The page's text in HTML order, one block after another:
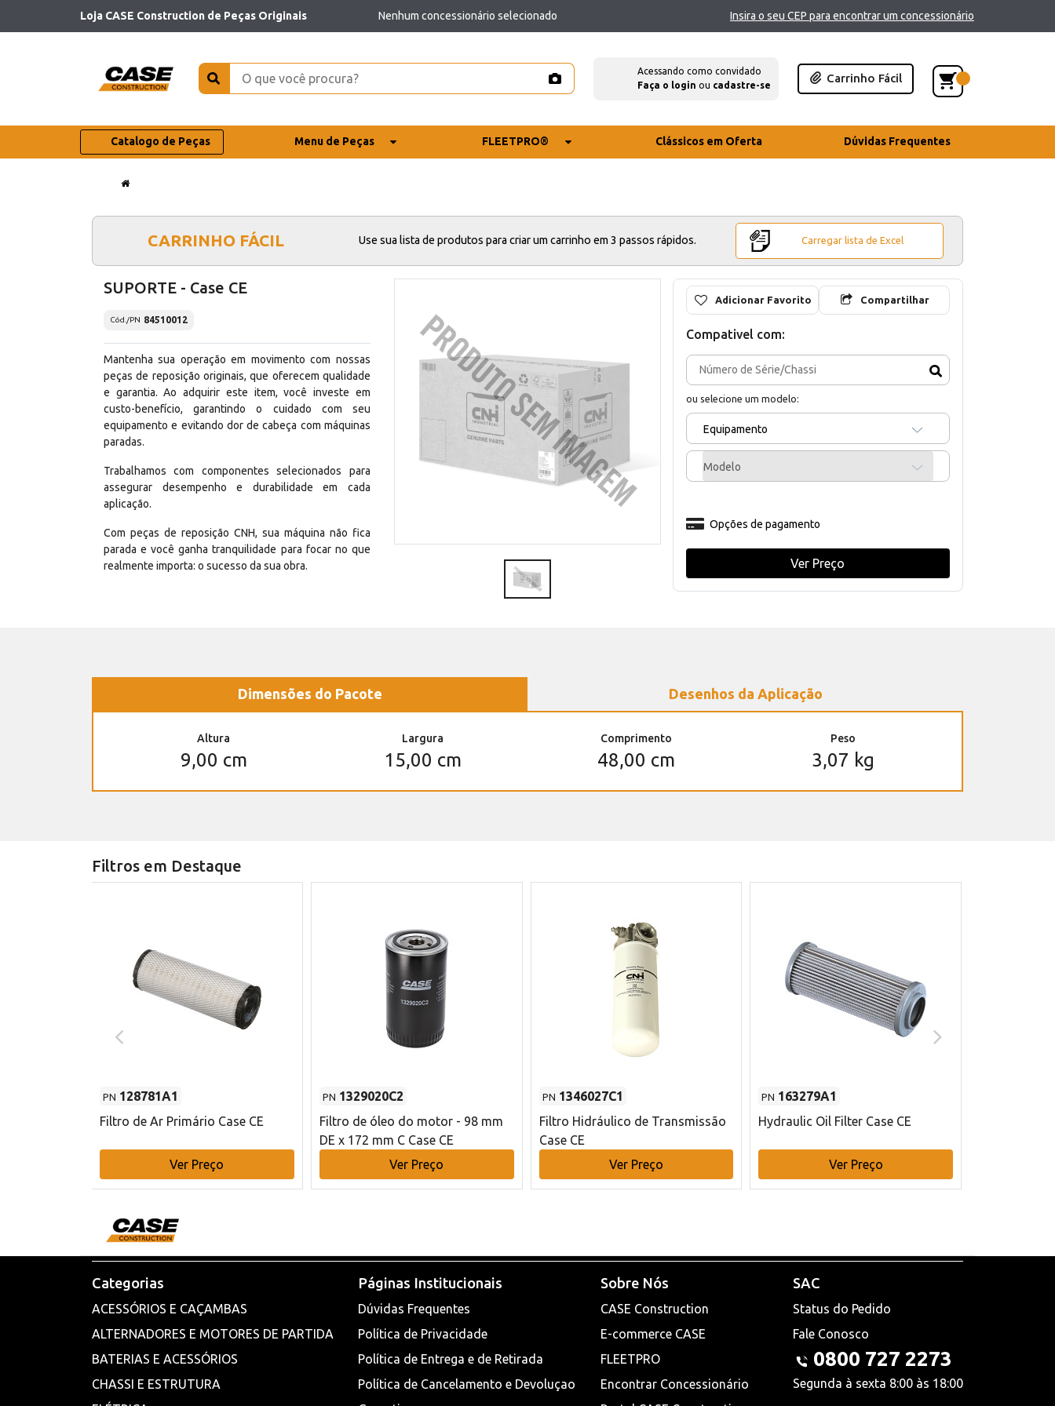
Loja CASE Construction de Peças Originais Nenhum concessionário selecionado Insira o seu CEP para encontrar um concessionário
Acessando como convidado
Faça o login ou cadastre-se
Carrinho Fácil
Catalogo de Peças Menu de Peças FLEETPRO® Clássicos em Oferta Dúvidas Frequentes
CARRINHO FÁCIL Use sua lista de produtos para criar um carrinho em 3 passos rápidos. Carregar lista de Excel
SUPORTE - Case CE
Cód./PN 84510012
Mantenha sua operação em movimento com nossas
peças de reposição originais, que oferecem qualidade
e garantia. Ao adquirir este item, você investe em
custo-benefício, garantindo o cuidado com seu
equipamento e evitando dor de cabeça com máquinas
paradas.
Trabalhamos com componentes selecionados para
assegurar desempenho e durabilidade em cada
aplicação.
Com peças de reposição CNH, sua máquina não fica
parada e você ganha tranquilidade para focar no que
realmente importa: o sucesso da sua obra.
Adicionar Favorito Compartilhar
Compativel com:
ou selecione um modelo:
Equipamento
Modelo
Opções de pagamento
Ver Preço
Dimensões do Pacote Desenhos da Aplicação
Altura
9,00 cm
Largura
15,00 cm
Comprimento
48,00 cm
Peso
3,07 kg
Filtros em Destaque
PN 128781A1
Filtro de Ar Primário Case CE
Ver Preço
PN 1329020C2
Filtro de óleo do motor - 98 mm
DE x 172 mm C Case CE
Ver Preço
PN 1346027C1
Filtro Hidráulico de Transmissão
Case CE
Ver Preço
PN 163279A1
Hydraulic Oil Filter Case CE
Ver Preço
Categorias
ACESSÓRIOS E CAÇAMBAS
ALTERNADORES E MOTORES DE PARTIDA
BATERIAS E ACESSÓRIOS
CHASSI E ESTRUTURA
Páginas Institucionais
Dúvidas Frequentes
Política de Privacidade
Política de Entrega e de Retirada
Política de Cancelamento e Devoluçao
Sobre Nós
CASE Construction
E-commerce CASE
FLEETPRO
Encontrar Concessionário
SAC
Status do Pedido
Fale Conosco
0800 727 2273
Segunda à sexta 8:00 às 18:00